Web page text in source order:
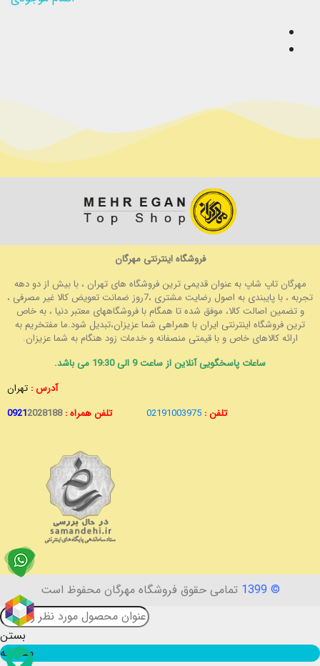
فروشگاه اینترنتی مهرگان
مهرگان تاپ شاپ به عنوان قدیمی ترین فروشگاه های تهران ، با بیش از دو دهه
تجربه ، با پایبندی به اصول رضایت مشتری ،7روز ضمانت تعویض کالا غیر مصرفی ،
و تضمین اصالت کالا، موفق شده تا همگام با فروشگاههای معتبر دنیا ، به خاص
ترین فروشگاه اینترنتی ایران با همراهی شما عزیزان،تبدیل شود.ما مفتخریم به
ارائه کالاهای خاص و با قیمتی منصفانه و خدمات زود هنگام به شما عزیزان.
ساعات پاسخگویی آنلاین از ساعت 9 الی 19:30 می باشد.
آدرس : تهران
تلفن : 02191003975 تلفن همراه : 09212028188
© 1399 تمامی حقوق فروشگاه مهرگان محفوظ است
بستن
مقایسه